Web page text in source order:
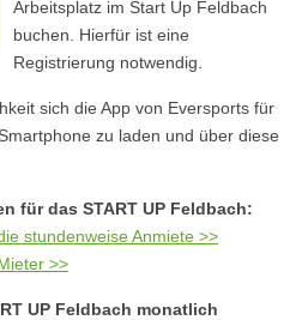
Arbeitsplatz im Start Up Feldbach
buchen. Hierfür ist eine
Registrierung notwendig.
sich die App von Eversports für
zu laden und über diese
für das START UP Feldbach:
stundenweise Anmiete >>
>>
UP Feldbach monatlich